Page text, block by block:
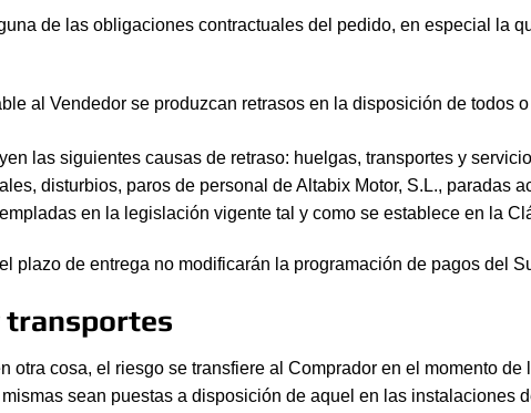
de las obligaciones contractuales del pedido, en especial la
al Vendedor se produzcan retrasos en la disposición de todos
las siguientes causas de retraso: huelgas, transportes y
disturbios, paros de personal de Altabix Motor, S.L., paradas
en la legislación vigente tal y como se establece en la
plazo de entrega no modificarán la programación de pagos del
transportes
otra cosa, el riesgo se transfiere al Comprador en el momento
sean puestas a disposición de aquel en las instalaciones